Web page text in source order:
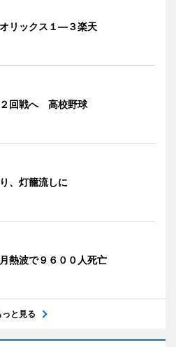
リックス１―３楽天
回戦へ 高校野球
、灯籠流しに
熱波で９６００人死亡
っと見る